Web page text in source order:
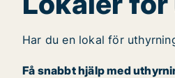
Har du en lokal för
Få snabbt hjälp med